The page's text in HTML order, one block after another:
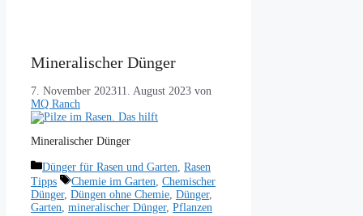
Mineralischer Dünger
7. November 202311. August 2023 von
MQ Ranch
Mineralischer Dünger
Kategorien
Dünger für Rasen und Garten, Rasen
Tipps
Schlagwörter
Chemie im Garten, Chemischer
Dünger, Düngen ohne Chemie, Dünger,
Garten, mineralischer Dünger, Pflanzen